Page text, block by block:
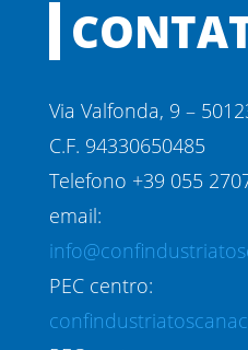
Via Valfonda, 9 –
C.F. 94330650485
Telefono +39 055
email:
PEC centro: